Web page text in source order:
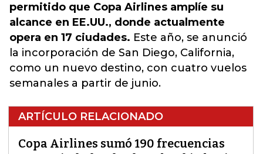
permitido que Copa Airlines amplíe su
alcance en EE.UU., donde actualmente
opera en 17 ciudades. Este año, se anunció
la incorporación de San Diego, California,
como un nuevo destino, con cuatro vuelos
semanales a partir de junio.
ARTÍCULO RELACIONADO
Copa Airlines sumó 190 frecuencias